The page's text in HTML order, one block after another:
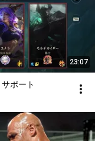
23:07
サポート